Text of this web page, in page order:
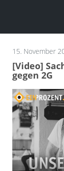
15. November
[Video]
gegen 2G